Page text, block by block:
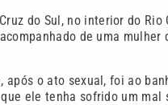
do Sul, no interior do Rio
de uma mulher
após o ato sexual, foi ao
ele tenha sofrido um mal